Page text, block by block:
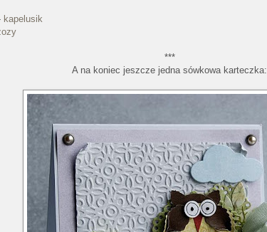
kapelusik
***
A na koniec jeszcze jedna sówkowa karteczka: